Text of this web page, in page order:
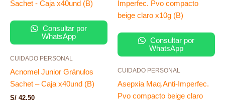
Consultar por
WhatsApp
CUIDADO PERSONAL
Acnomel Junior Gránulos
Sachet – Caja x40und (B)
S/ 42.50
Consultar por
WhatsApp
CUIDADO PERSONAL
Asepxia Maq.Anti-Imperfec.
Pvo compacto beige claro